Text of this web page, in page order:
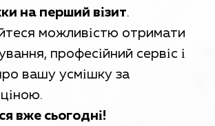
на перший візит.
можливістю отримати
професійний сервіс і
вашу усмішку за
вже сьогодні!